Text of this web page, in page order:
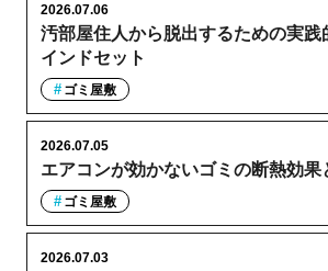
汚部屋住人から脱出するための実践
インドセット
2026.07.06
ゴミ屋敷
エアコンが効かないゴミの断熱効果
2026.07.05
ゴミ屋敷
2026.07.03